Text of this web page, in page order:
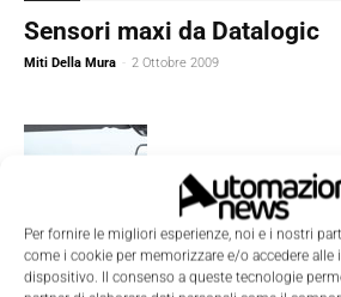
Per fornire le migliori esperienze, noi e i nostri
come i cookie per memorizzare e/o accedere alle
dispositivo. Il consenso a queste tecnologie
Sensori maxi da Datalogic
Miti Della Mura - 2 Ottobre 2009
Digital Transformation